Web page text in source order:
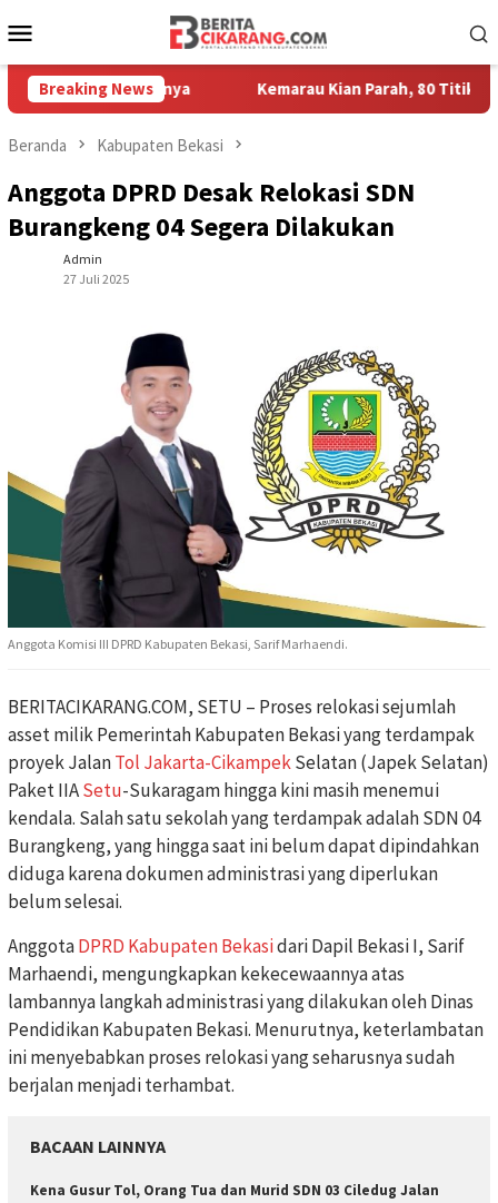
ke
Mobile
Breaking News Kemarau Kian Parah, 80 Titik di
Beranda Kabupaten Bekasi
Anggota DPRD Desak Relokasi SDN
Burangkeng 04 Segera Dilakukan
Admin
27 Juli 2025
Anggota Komisi III DPRD Kabupaten Bekasi, Sarif Marhaendi.
BERITACIKARANG.COM, SETU – Proses relokasi sejumlah
asset milik Pemerintah Kabupaten Bekasi yang terdampak
proyek JalanTol Jakarta-CikampekSelatan (Japek Selatan)
Paket IIASetu-Sukaragam hingga kini masih menemui
kendala. Salah satu sekolah yang terdampak adalah SDN 04
Burangkeng, yang hingga saat ini belum dapat dipindahkan
diduga karena dokumen administrasi yang diperlukan
belum selesai.
AnggotaDPRD Kabupaten Bekasidari Dapil Bekasi I, Sarif
Marhaendi, mengungkapkan kekecewaannya atas
lambannya langkah administrasi yang dilakukan oleh Dinas
Pendidikan Kabupaten Bekasi. Menurutnya, keterlambatan
ini menyebabkan proses relokasi yang seharusnya sudah
berjalan menjadi terhambat.
BACAAN LAINNYA
Kena Gusur Tol, Orang Tua dan Murid SDN 03 Ciledug Jalan